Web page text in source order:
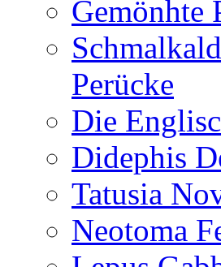
Gemönhte
Perücke
Die
Didephis
Tatusia
Neotoma